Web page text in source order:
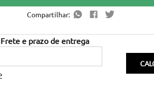
Compartilhar: